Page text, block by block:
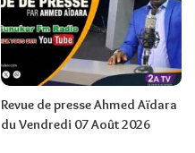
Revue de presse Ahmed Aïdara
du Vendredi 07 Août 2026